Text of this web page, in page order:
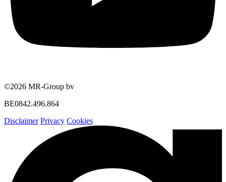
©2026 MR-Group bv
BE0842.496.864
Disclaimer Privacy Cookies